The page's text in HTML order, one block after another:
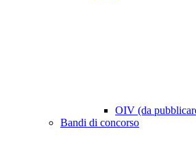
OIV (da
Bandi di concorso